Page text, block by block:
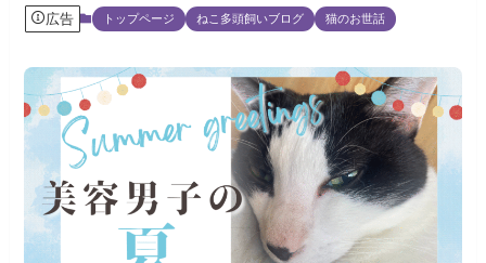
広告 トップページ ねこ多頭飼いブログ 猫のお世話